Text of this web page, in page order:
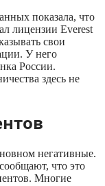
показала, что
лицензии Everest
свои
У него
России.
здесь не
негативные.
что это
Многие